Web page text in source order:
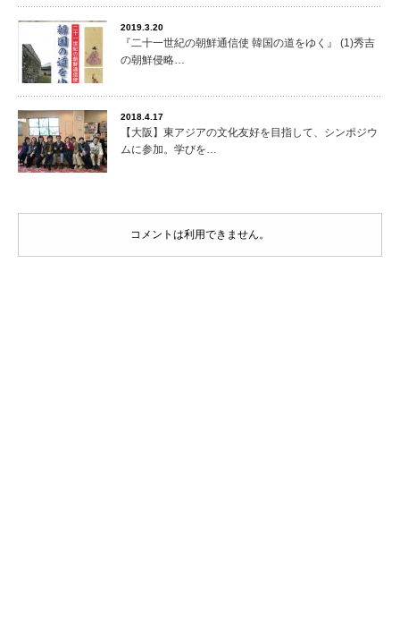
2019.3.20
『二十一世紀の朝鮮通信使 韓国の道をゆく』 (1)秀吉
の朝鮮侵略…
2018.4.17
【大阪】東アジアの文化友好を目指して、シンポジウ
ムに参加。学びを…
コメントは利用できません。